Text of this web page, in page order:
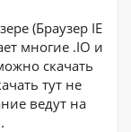
(Браузер IE
многие .IO и
скачать
тут не
ведут на